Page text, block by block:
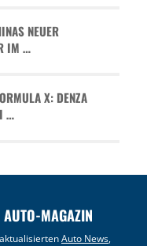
NEUER
IM …
X: DENZA
…
MAGAZIN
Auto News,